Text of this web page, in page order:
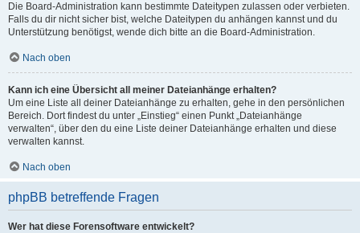
Die Board-Administration kann bestimmte Dateitypen zulassen oder verbieten.
Falls du dir nicht sicher bist, welche Dateitypen du anhängen kannst und du
Unterstützung benötigst, wende dich bitte an die Board-Administration.
Nach oben
Kann ich eine Übersicht all meiner Dateianhänge erhalten?
Um eine Liste all deiner Dateianhänge zu erhalten, gehe in den persönlichen
Bereich. Dort findest du unter „Einstieg“ einen Punkt „Dateianhänge
verwalten“, über den du eine Liste deiner Dateianhänge erhalten und diese
verwalten kannst.
Nach oben
phpBB betreffende Fragen
Wer hat diese Forensoftware entwickelt?